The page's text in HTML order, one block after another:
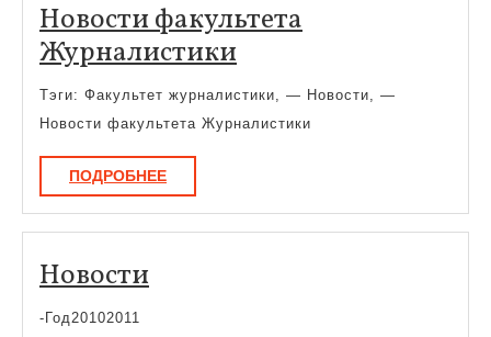
Новости факультета
ЖурналистикиНовости
факультета
Журналистики
Тэги: Факультет журналистики, — Новости, —
Новости факультета Журналистики
ПОДРОБНЕЕПОДРОБНЕЕ
НовостиНовости
-Год20102011